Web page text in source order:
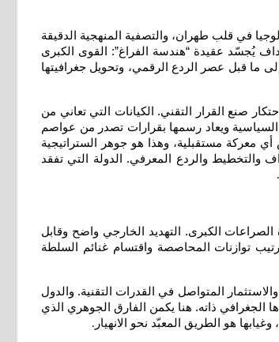
في قلب طهران، والتصفية المنهجية الدقيقة
يُجسّد عقيدة “هندسة الفراغ”: القوى الكبرى
ما قبل عصر الردع الرقمي، وتحويل جغرافيتها
صنع القرار التقني. الكيانات التي تعاني من
السياسية ويعاد رسمها بقرارات تصدر من عواصم
معركة مستقبلية، وهذا هو جوهر الستراتيجية
والتخطيط والردع المعرفي. الدولة التي تفقد
.
الكبرى. التهديد الخارجي واضح وقابل
توازنات المحاصصة واقتسام غنائم السلطة
المتواصل في القدرات التقنية. والدول
الجغرافي ذاته. هنا يكمن الفارق الجوهري الذي
هو الطريق المعبّد نحو الانهيار .